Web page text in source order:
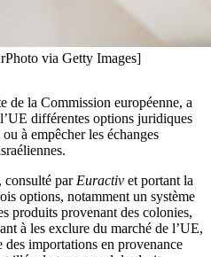
via Getty Images]
de la Commission européenne, a
différentes options juridiques
à empêcher les échanges
consulté par Euractiv et portant la
options, notamment un système
produits provenant des colonies,
à les exclure du marché de l’UE,
importations en provenance